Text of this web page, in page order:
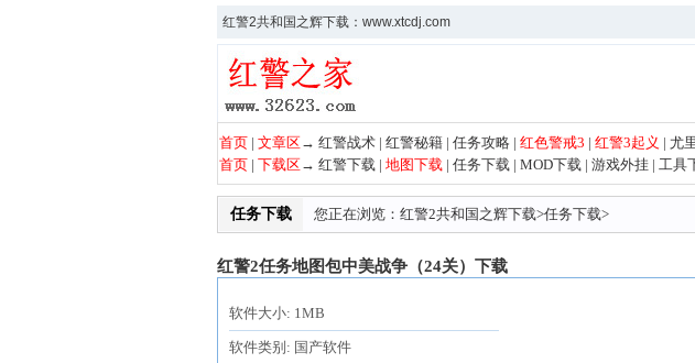
红警2共和国之辉下载：www.xtcdj.com
首页 | 文章区→ 红警战术 | 红警秘籍 | 任务攻略 | 红色警戒3 | 红警3起义 | 尤
首页 | 下载区→ 红警下载 | 地图下载 | 任务下载 | MOD下载 | 游戏外挂 | 工具
任务下载 您正在浏览： 红警2共和国之辉下载>任务下载>
红警2任务地图包中美战争（24关）下载
软件大小: 1MB
软件类别: 国产软件